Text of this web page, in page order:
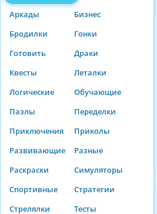
Аркады
Бизнес
Бродилки
Гонки
Готовить
Драки
Квесты
Леталки
Логические
Обучающие
Пазлы
Переделки
Приключения
Приколы
Развивающие
Разные
Раскраски
Симуляторы
Спортивные
Стратегии
Стрелялки
Тесты